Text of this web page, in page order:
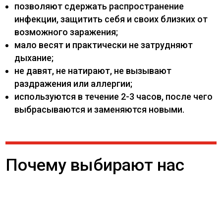
позволяют сдержать распространение
инфекции, защитить себя и своих близких от
возможного заражения;
мало весят и практически не затрудняют
дыхание;
не давят, не натирают, не вызывают
раздражения или аллергии;
используются в течение 2-3 часов, после чего
выбрасываются и заменяются новыми.
Почему выбирают нас